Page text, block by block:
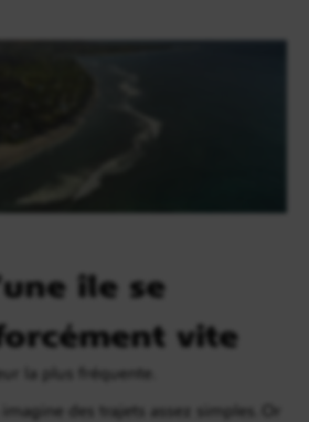
île se
vite
la plus fréquente.
imagine des trajets assez simples. Or